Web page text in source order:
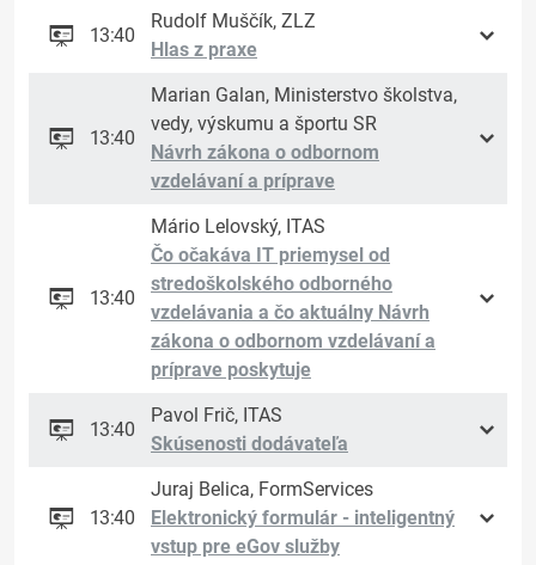
13:40
Rudolf Muščík, ZLZ
Hlas z praxe
13:40
Marian Galan, Ministerstvo školstva,
vedy, výskumu a športu SR
Návrh zákona o odbornom
vzdelávaní a príprave
13:40
Mário Lelovský, ITAS
Čo očakáva IT priemysel od
stredoškolského odborného
vzdelávania a čo aktuálny Návrh
zákona o odbornom vzdelávaní a
príprave poskytuje
13:40
Pavol Frič, ITAS
Skúsenosti dodávateľa
13:40
Juraj Belica, FormServices
Elektronický formulár - inteligentný
vstup pre eGov služby